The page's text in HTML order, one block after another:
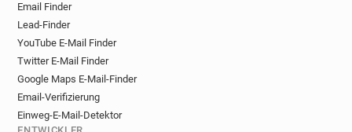
Email Finder
Lead-Finder
YouTube E-Mail Finder
Twitter E-Mail Finder
Google Maps E-Mail-Finder
Email-Verifizierung
Einweg-E-Mail-Detektor